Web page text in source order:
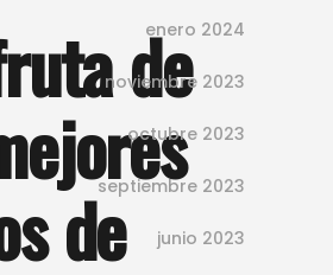
enero 2024
noviembre 2023
octubre 2023
septiembre 2023
junio 2023
de
de